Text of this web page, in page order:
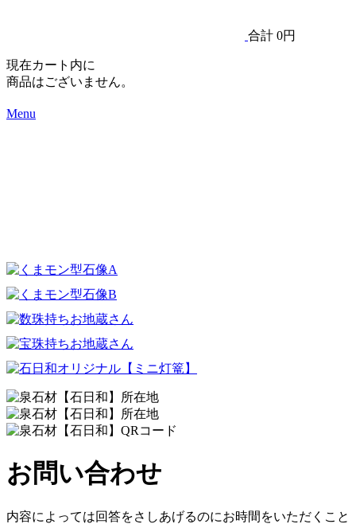
合計 0円
現在カート内に
商品はございません。
Menu
お問い合わせ
内容によっては回答をさしあげるのにお時間をいただくこと